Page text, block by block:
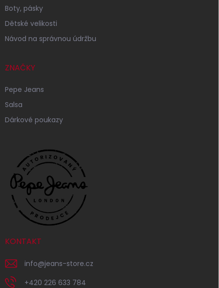
Boty, pásky
Dětské velikosti
Návod na správnou údržbu
ZNAČKY
Pepe Jeans
Salsa
Dárkové poukazy
KONTAKT
info@jeans-store.cz
+420 226 633 784